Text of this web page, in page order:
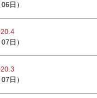
日）
日）
日）